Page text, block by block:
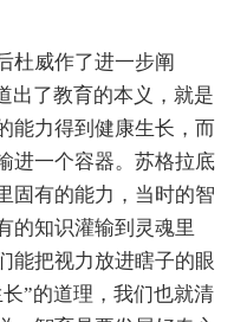
威作了进一步阐
出了教育的本义，就是
能力得到健康生长，而
进一个容器。苏格拉底
固有的能力，当时的智
的知识灌输到灵魂里
能把视力放进瞎子的眼
”的道理，我们也就清